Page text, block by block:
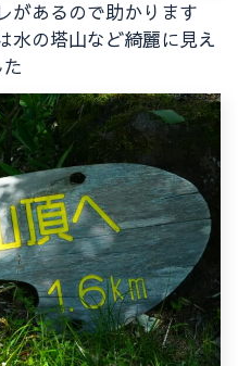
があるので助かります
水の塔山など綺麗に見え